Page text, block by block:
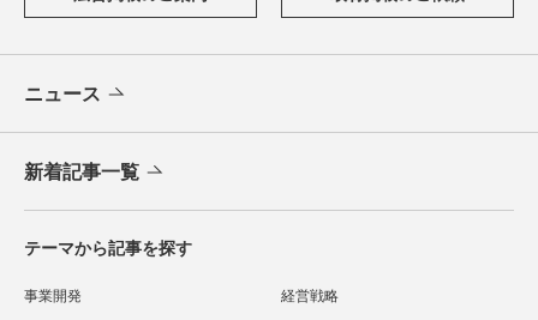
ニュース
新着記事一覧
テーマから記事を探す
事業開発 経営戦略